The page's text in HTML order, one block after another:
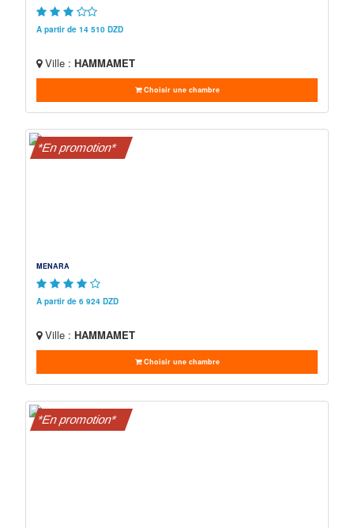
A partir de 14 510 DZD
Ville : HAMMAMET
Choisir une chambre
*En promotion*
MENARA
A partir de 6 924 DZD
Ville : HAMMAMET
Choisir une chambre
*En promotion*